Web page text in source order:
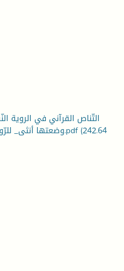
التّناص القرآني في الروية
وضعتها أنثى_ للرّوائية نَردين أبو نَبعة أنموذجا).pdf(242.64